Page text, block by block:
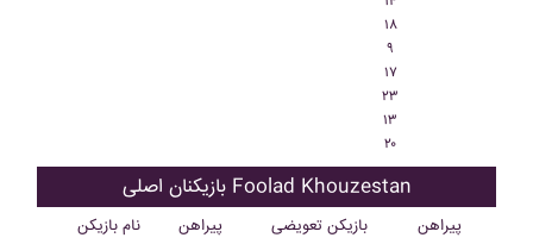
۱۸
۹
۱۷
۲۳
۱۳
۲۰
بازیکنان اصلی Foolad Khouzestan
نام بازیکن پیراهن بازیکن تعویضی پیراهن